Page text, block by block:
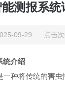
测报系统
09-29 点击次
统介绍
一种将传统的害